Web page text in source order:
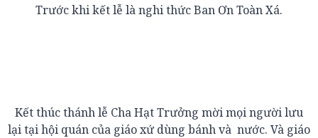
Trước khi kết lễ là nghi thức Ban Ơn Toàn Xá.
Kết thúc thánh lễ Cha Hạt Trưởng mời mọi người lưu
lại tại hội quán của giáo xứ dùng bánh và nước. Và giáo